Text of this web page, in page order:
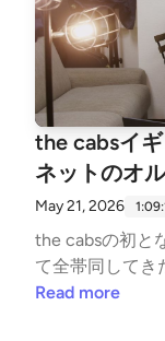
メラ統括と最前
フェス現場
ながら即出し
振り返り。「
のピットでダイ
8:15 楽屋直撃の
0:21:00 オフィ
酷な待遇差
LA ROCKフェ
フェス裏方は1
ェスは「夜」
で寝ながらビー
the cabsイギ
ネットのオ
May 21, 2026
the cabsの初と
て全帯同してき
ート。現地の小
Read more